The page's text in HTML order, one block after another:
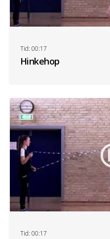
Hinkehop
Tid: 00:17
Tid: 00:17